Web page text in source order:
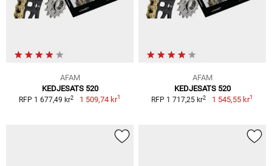
AFAM
KEDJESATS 520
RFP 1 677,49 kr2 1 509,74 kr1
AFAM
KEDJESATS 520
RFP 1 717,25 kr2 1 545,55 kr1